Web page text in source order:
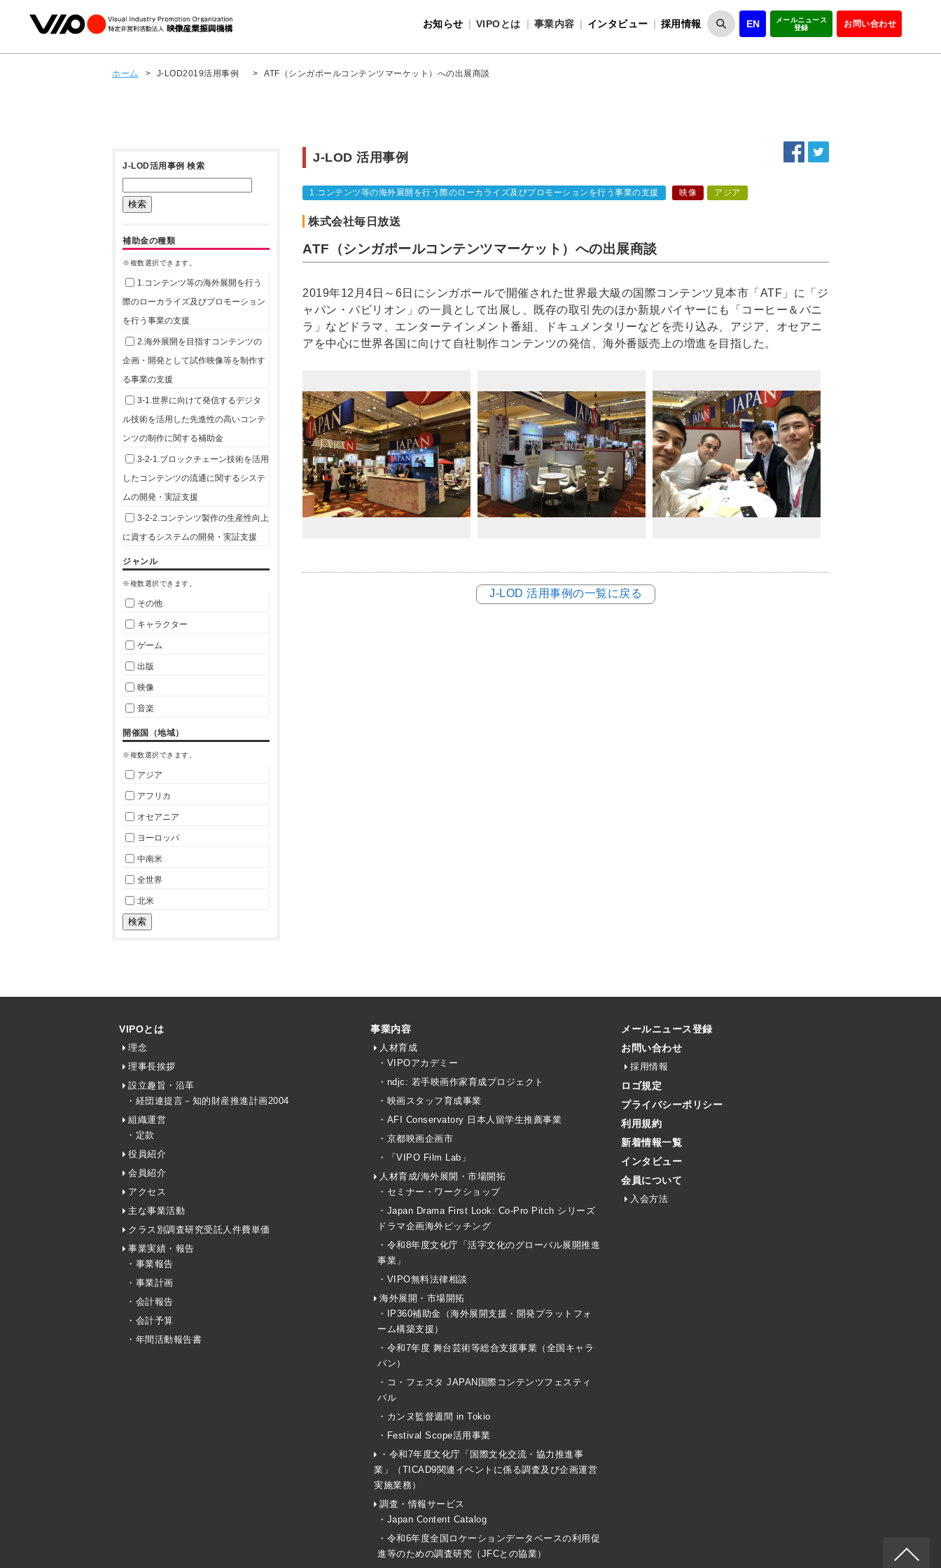
お知らせ VIPOとは
VIPOとは
事業内容
インタビュー 採用情報 EN
メールニュース
登録
お問い合わせ
ホーム > J-LOD2019活用事例 > ATF（シンガポールコンテンツマーケット）への出展商談
J-LOD 活用事例
1.コンテンツ等の海外展開を行う際のローカライズ及びプロモーションを行う事業の支援 映像 アジア
株式会社毎日放送
ATF（シンガポールコンテンツマーケット）への出展商談
2019年12月4日～6日にシンガポールで開催された世界最大級の国際コンテンツ見本市「ATF」に「ジ
ャパン・パビリオン」の一員として出展し、既存の取引先のほか新規バイヤーにも「コーヒー＆バニ
ラ」などドラマ、エンターテインメント番組、ドキュメンタリーなどを売り込み、アジア、オセアニ
アを中心に世界各国に向けて自社制作コンテンツの発信、海外番販売上の増進を目指した。
J-LOD 活用事例の一覧に戻る
J-LOD活用事例 検索
補助金の種類
※複数選択できます。
1.コンテンツ等の海外展開を行う
際のローカライズ及びプロモーション
を行う事業の支援
2.海外展開を目指すコンテンツの
企画・開発として試作映像等を制作す
る事業の支援
3-1.世界に向けて発信するデジタ
ル技術を活用した先進性の高いコンテ
ンツの制作に関する補助金
3-2-1.ブロックチェーン技術を活用
したコンテンツの流通に関するシステ
ムの開発・実証支援
3-2-2.コンテンツ製作の生産性向上
に資するシステムの開発・実証支援
ジャンル
※複数選択できます。
その他
キャラクター
ゲーム
出版
映像
音楽
開催国（地域）
※複数選択できます。
アジア
アフリカ
オセアニア
ヨーロッパ
中南米
全世界
北米
VIPOとは
理念
理事長挨拶
設立趣旨・沿革
・経団連提言－知的財産推進計画2004
組織運営
・定款
役員紹介
会員紹介
アクセス
主な事業活動
クラス別調査研究受託人件費単価
事業実績・報告
・事業報告
・事業計画
・会計報告
・会計予算
・年間活動報告書
事業内容
人材育成
・VIPOアカデミー
・ndjc: 若手映画作家育成プロジェクト
・映画スタッフ育成事業
・AFI Conservatory 日本人留学生推薦事業
・京都映画企画市
・「VIPO Film Lab」
人材育成/海外展開・市場開拓
・セミナー・ワークショップ
・Japan Drama First Look: Co-Pro Pitch シリーズ
ドラマ企画海外ピッチング
・令和8年度文化庁「活字文化のグローバル展開推進
事業」
・VIPO無料法律相談
海外展開・市場開拓
・IP360補助金（海外展開支援・開発プラットフォ
ーム構築支援）
・令和7年度 舞台芸術等総合支援事業（全国キャラ
バン）
・コ・フェスタ JAPAN国際コンテンツフェスティ
バル
・カンヌ監督週間 in Tokio
・Festival Scope活用事業
・令和7年度文化庁「国際文化交流・協力推進事
業」（TICAD9関連イベントに係る調査及び企画運営
実施業務）
調査・情報サービス
・Japan Content Catalog
・令和6年度全国ロケーションデータベースの利用促
進等のための調査研究（JFCとの協業）
メールニュース登録
お問い合わせ
採用情報
ロゴ規定
プライバシーポリシー
利用規約
新着情報一覧
インタビュー
会員について
入会方法